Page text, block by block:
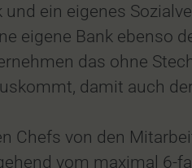
und ein eigenes
eigene Bank ebenso
das ohne
damit auch
Chefs von den
vom maximal